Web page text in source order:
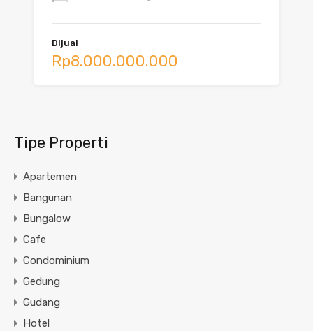
Dijual
Rp8.000.000.000
Tipe Properti
Apartemen
Bangunan
Bungalow
Cafe
Condominium
Gedung
Gudang
Hotel